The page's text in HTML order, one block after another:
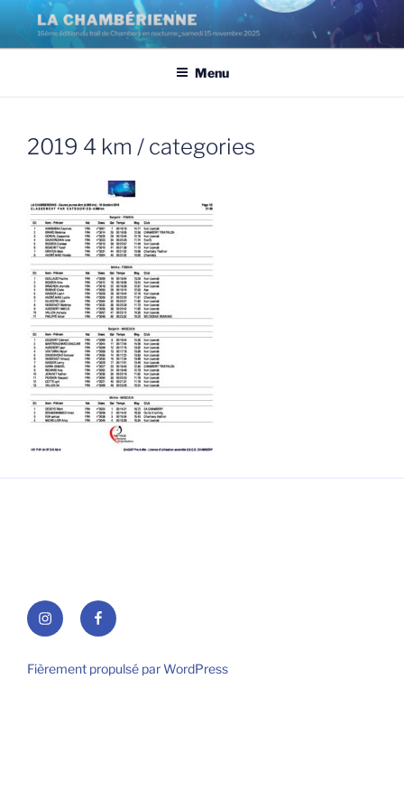
Aller
contenu
Menu
2019 4 km / categories
InstagramFacebook
Fièrement propulsé par WordPress